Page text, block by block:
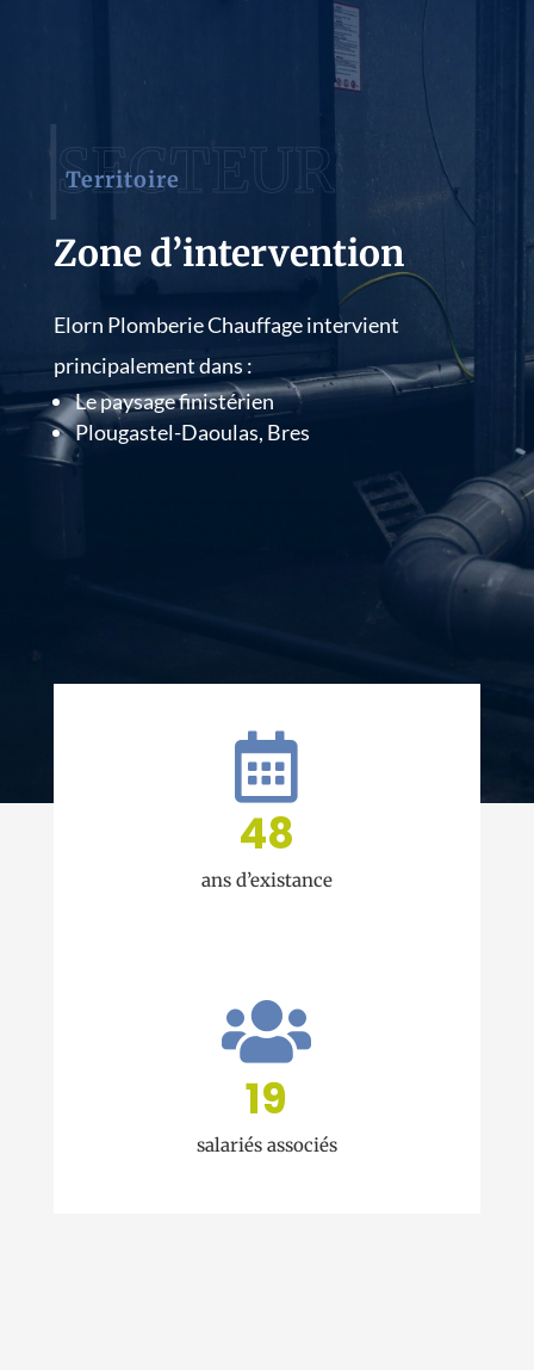
Territoire
Zone d’intervention
Elorn Plomberie Chauffage intervient
principalement dans :
Le paysage finistérien
Plougastel-Daoulas, Bres

48
ans d’existance

19
salariés associés